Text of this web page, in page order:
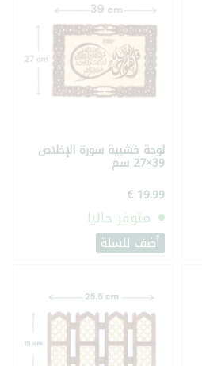
لوحة خشبية سورة الإخلاص
39×27 سم
متوفر حاليا
أضف للسلة